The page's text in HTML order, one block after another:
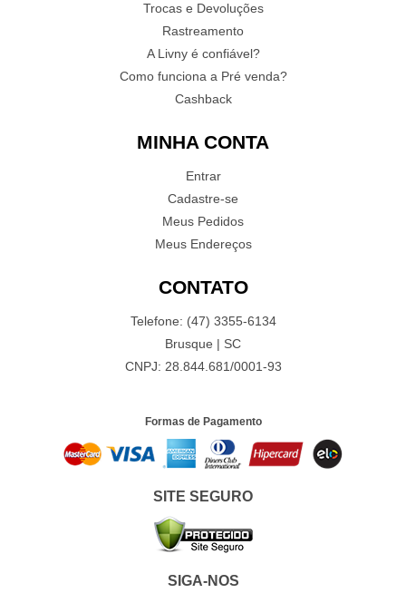
Trocas e Devoluções
Rastreamento
A Livny é confiável?
Como funciona a Pré venda?
Cashback
MINHA CONTA
Entrar
Cadastre-se
Meus Pedidos
Meus Endereços
CONTATO
Telefone: (47) 3355-6134
Brusque | SC
CNPJ: 28.844.681/0001-93
Formas de Pagamento
SITE SEGURO
SIGA-NOS